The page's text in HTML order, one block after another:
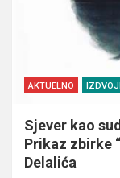
AKTUELNO
Sjever kao
Prikaz zbirke
Delalića